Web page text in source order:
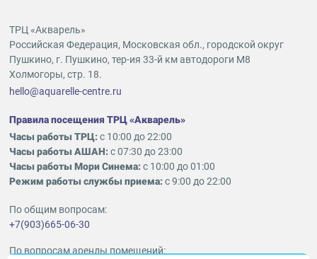
ТРЦ «Акварель»
Российская Федерация, Московская обл., городской округ
Пушкино, г. Пушкино, тер-ия 33-й км автодороги М8
Холмогоры, стр. 18.
hello@aquarelle-centre.ru
Правила посещения ТРЦ «Акварель»
Часы работы ТРЦ:с 10:00 до 22:00
Часы работы АШАН:с 07:30 до 23:00
Часы работы Мори Синема:с 10:00 до 01:00
Режим работы службы приема:с 9:00 до 22:00
По общим вопросам:
+7(903)665-06-30
По вопросам аренды помещений: